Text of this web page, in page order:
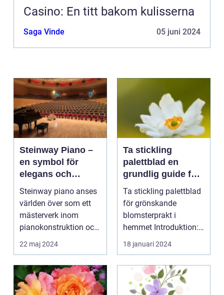
Casino: En titt bakom kulisserna
Saga Vinde 05 juni 2024
Steinway Piano –
en symbol för
elegans och
prestation
Steinway piano anses
världen över som ett
mästerverk inom
pianokonstruktion och
musik...
22 maj 2024
Ta stickling
palettblad en
grundlig guide för
blomsterentusiast
er
Ta stickling palettblad
för grönskande
blomsterprakt i
hemmet Introduktion:
...
18 januari 2024